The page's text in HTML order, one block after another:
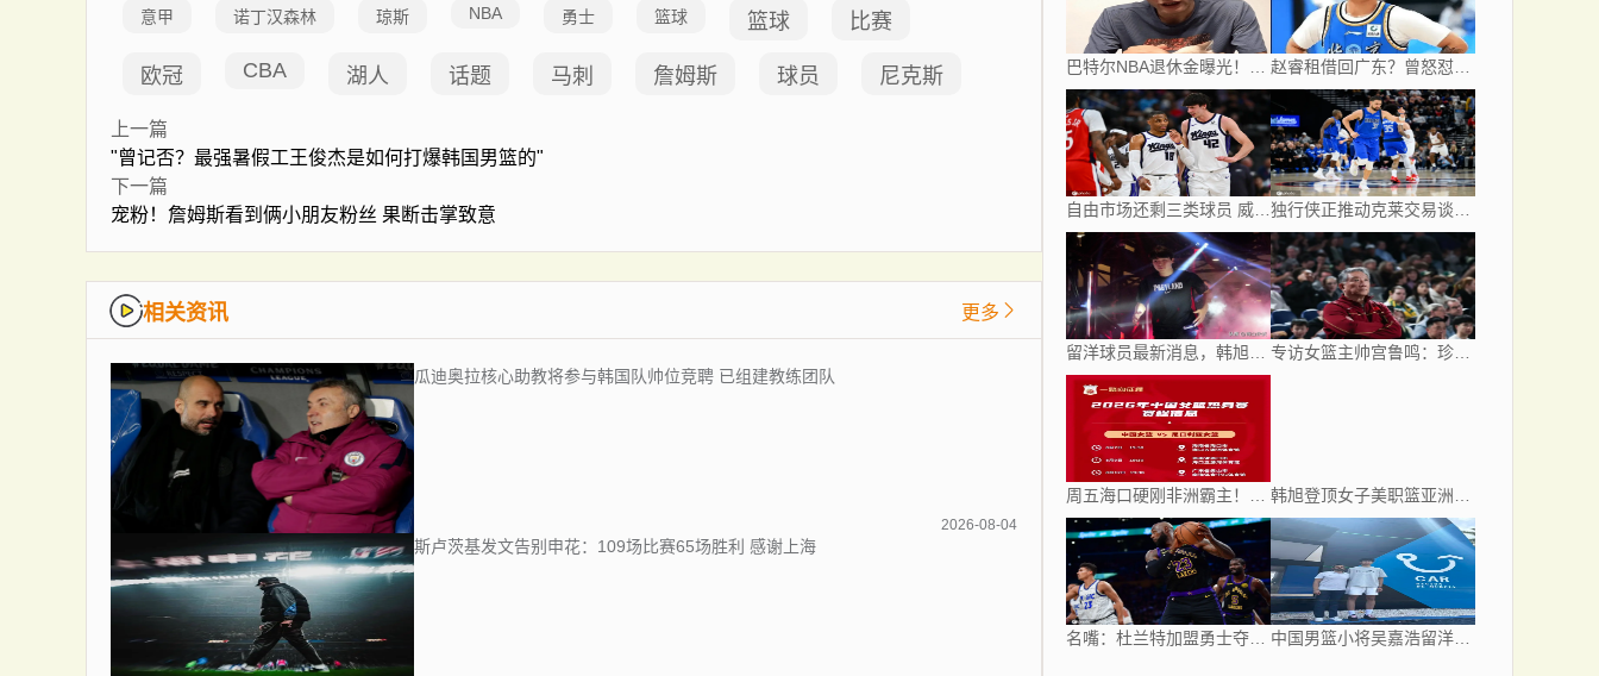
意甲 诺丁汉森林 琼斯 NBA 勇士 篮球 篮球 比赛
欧冠 CBA 湖人 话题 马刺 詹姆斯 球员 尼克斯
上一篇
"曾记否？最强暑假工王俊杰是如何打爆韩国男篮的"
下一篇
宠粉！詹姆斯看到俩小朋友粉丝 果断击掌致意
相关资讯 更多
瓜迪奥拉核心助教将参与韩国队帅位竞聘 已组建教练团队
2026-08-04
斯卢茨基发文告别申花：109场比赛65场胜利 感谢上海